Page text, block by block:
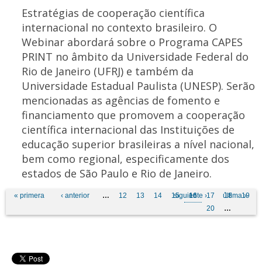
Estratégias de cooperação científica
internacional no contexto brasileiro. O
Webinar abordará sobre o Programa CAPES
PRINT no âmbito da Universidade Federal do
Rio de Janeiro (UFRJ) e também da
Universidade Estadual Paulista (UNESP). Serão
mencionadas as agências de fomento e
financiamento que promovem a cooperação
científica internacional das Instituições de
educação superior brasileiras a nível nacional,
bem como regional, especificamente dos
estados de São Paulo e Rio de Janeiro.
Páginas
« primera ‹ anterior … 12 13 14 15 16 17 18
19
20
…
siguiente › última »